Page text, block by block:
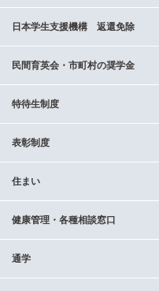
日本学生支援機構 返還免除
民間育英会・市町村の奨学金
特待生制度
表彰制度
住まい
健康管理・各種相談窓口
通学